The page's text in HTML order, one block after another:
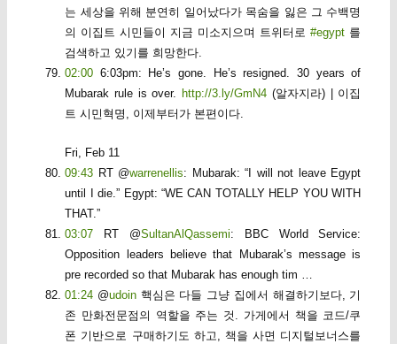
는 세상을 위해 분연히 일어났다가 목숨을 잃은 그 수백명
의 이집트 시민들이 지금 미소지으며 트위터로#egypt 를
검색하고 있기를 희망한다.
02:00 6:03pm: He’s gone. He’s resigned. 30 years of
Mubarak rule is over. http://3.ly/GmN4 (알자지라) | 이집
트 시민혁명, 이제부터가 본편이다.
Fri, Feb 11
09:43 RT @warrenellis: Mubarak: “I will not leave Egypt
until I die.” Egypt: “WE CAN TOTALLY HELP YOU WITH
THAT.”
03:07
RT @SultanAlQassemi: BBC World Service:
Opposition leaders believe that Mubarak’s message is
pre recorded so that Mubarak has enough tim …
01:24 @udoin핵심은 다들 그냥 집에서 해결하기보다, 기
존 만화전문점의 역할을 주는 것. 가게에서 책을 코드/쿠
폰 기반으로 구매하기도 하고, 책을 사면 디지털보너스를